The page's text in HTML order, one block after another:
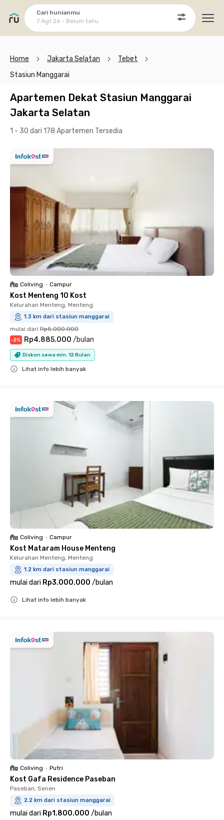
Cari hunianmu
7 Agt 26 - Belum tahu
Home Jakarta Selatan
Tebet
Stasiun Manggarai
Apartemen Dekat Stasiun Manggarai
Jakarta Selatan
1 - 30 dari 178 Apartemen Tersedia
Coliving • Campur
Kost Menteng 10 Kost
Kelurahan Menteng, Menteng
1.3 km dari stasiun manggarai
mulai dari Rp5.000.000
-2% Rp4.885.000 /bulan
Diskon sewa min. 12 Bulan
Lihat info lebih banyak
Coliving • Campur
Kost Mataram House Menteng
Kelurahan Menteng, Menteng
1.2 km dari stasiun manggarai
mulai dari Rp3.000.000 /bulan
Lihat info lebih banyak
Coliving • Putri
Kost Gafa Residence Paseban
Paseban, Senen
2.2 km dari stasiun manggarai
mulai dari Rp1.800.000 /bulan